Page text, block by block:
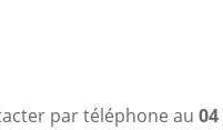
par téléphone au04